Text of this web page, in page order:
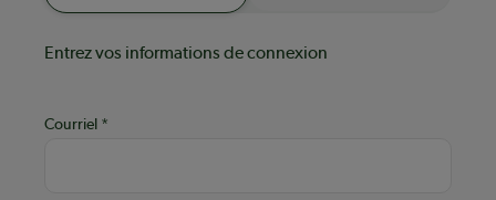
Entrez vos informations de connexion
Courriel